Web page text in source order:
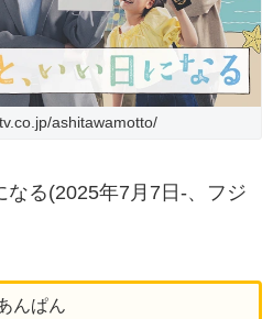
ashitawamotto/
なる(2025年7月7日-、フジ
んぱん